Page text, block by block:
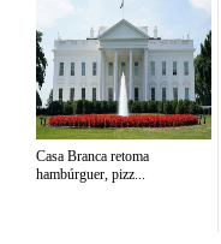
Casa Branca retoma
hambúrguer, pizz...